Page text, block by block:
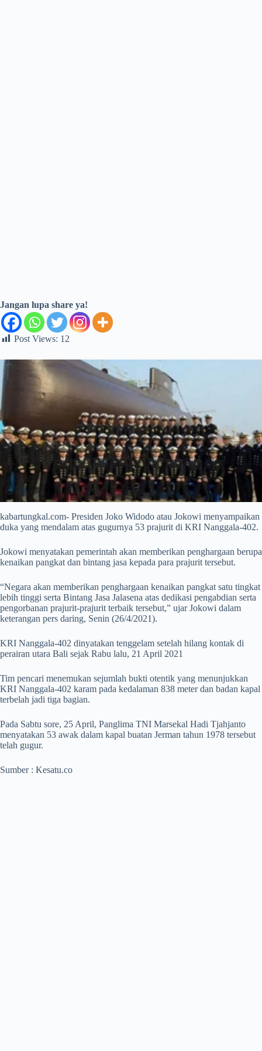
Jangan lupa share ya!
Post Views: 12
kabartungkal.com- Presiden Joko Widodo atau Jokowi menyampaikan
duka yang mendalam atas gugurnya 53 prajurit di KRI Nanggala-402.
Jokowi menyatakan pemerintah akan memberikan penghargaan berupa
kenaikan pangkat dan bintang jasa kepada para prajurit tersebut.
“Negara akan memberikan penghargaan kenaikan pangkat satu tingkat
lebih tinggi serta Bintang Jasa Jalasena atas dedikasi pengabdian serta
pengorbanan prajurit-prajurit terbaik tersebut,” ujar Jokowi dalam
keterangan pers daring, Senin (26/4/2021).
KRI Nanggala-402 dinyatakan tenggelam setelah hilang kontak di
perairan utara Bali sejak Rabu lalu, 21 April 2021
Tim pencari menemukan sejumlah bukti otentik yang menunjukkan
KRI Nanggala-402 karam pada kedalaman 838 meter dan badan kapal
terbelah jadi tiga bagian.
Pada Sabtu sore, 25 April, Panglima TNI Marsekal Hadi Tjahjanto
menyatakan 53 awak dalam kapal buatan Jerman tahun 1978 tersebut
telah gugur.
Sumber : Kesatu.co